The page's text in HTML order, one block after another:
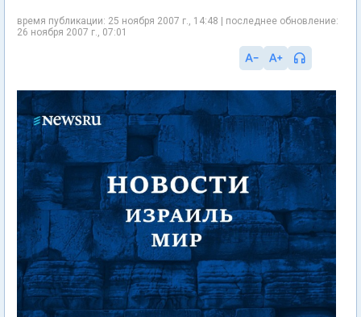
время публикации: 25 ноября 2007 г., 14:48 | последнее обновление:
26 ноября 2007 г., 07:01